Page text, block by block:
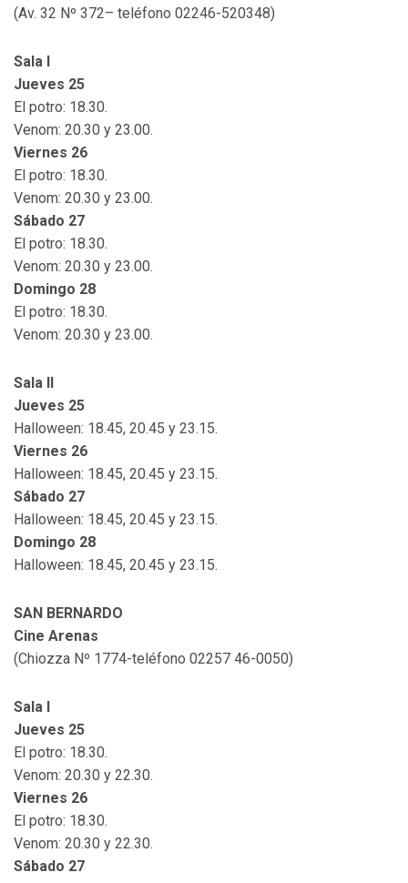
(Av. 32 Nº 372– teléfono 02246-520348)
Sala I
Jueves 25
El potro: 18.30.
Venom: 20.30 y 23.00.
Viernes 26
El potro: 18.30.
Venom: 20.30 y 23.00.
Sábado 27
El potro: 18.30.
Venom: 20.30 y 23.00.
Domingo 28
El potro: 18.30.
Venom: 20.30 y 23.00.
Sala II
Jueves 25
Halloween: 18.45, 20.45 y 23.15.
Viernes 26
Halloween: 18.45, 20.45 y 23.15.
Sábado 27
Halloween: 18.45, 20.45 y 23.15.
Domingo 28
Halloween: 18.45, 20.45 y 23.15.
SAN BERNARDO
Cine Arenas
(Chiozza Nº 1774-teléfono 02257 46-0050)
Sala I
Jueves 25
El potro: 18.30.
Venom: 20.30 y 22.30.
Viernes 26
El potro: 18.30.
Venom: 20.30 y 22.30.
Sábado 27